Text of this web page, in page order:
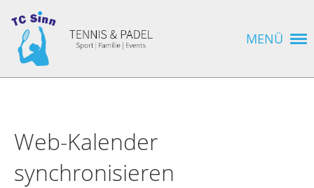
MENÜ
Web-Kalender
synchronisieren